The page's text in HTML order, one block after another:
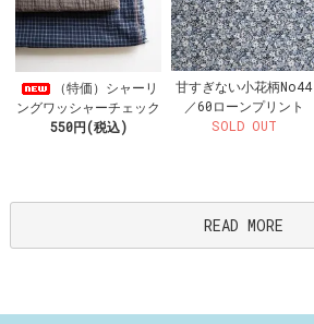
（特価）シャーリ
ングワッシャーチェック
550円(税込)
甘すぎない小花柄No44
／60ローンプリント
SOLD OUT
READ MORE